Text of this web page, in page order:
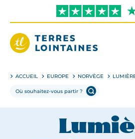
directement
contenu
ACCUEIL EUROPE NORVÈGE